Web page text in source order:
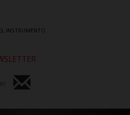
INSTRUMENTO